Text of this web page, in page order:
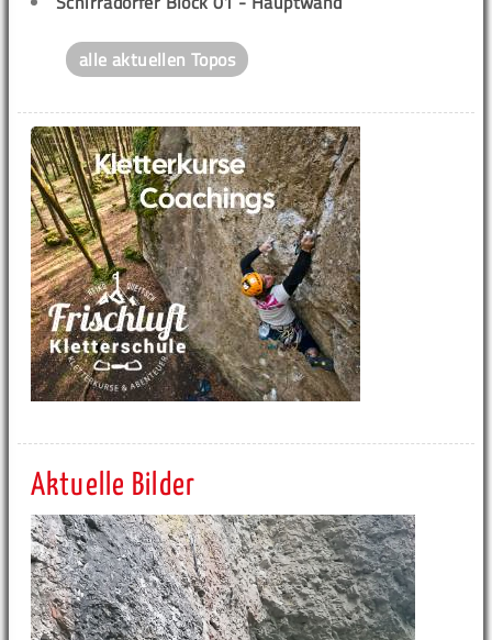
alle aktuellen Topos
Aktuelle Bilder